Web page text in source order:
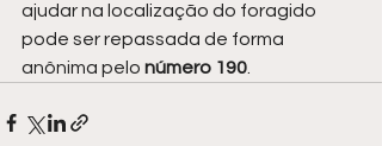
ajudar na localização do foragido
pode ser repassada de forma
anônima pelo número 190.